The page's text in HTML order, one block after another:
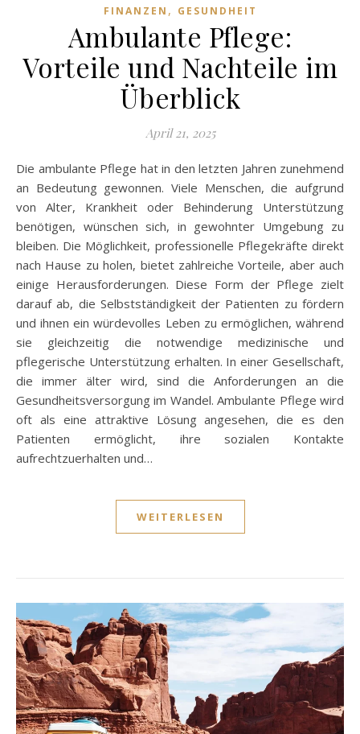
FINANZEN , GESUNDHEIT
Ambulante Pflege:
Vorteile und Nachteile im
Überblick
April 21, 2025
Die ambulante Pflege hat in den letzten Jahren zunehmend
an Bedeutung gewonnen. Viele Menschen, die aufgrund
von Alter, Krankheit oder Behinderung Unterstützung
benötigen, wünschen sich, in gewohnter Umgebung zu
bleiben. Die Möglichkeit, professionelle Pflegekräfte direkt
nach Hause zu holen, bietet zahlreiche Vorteile, aber auch
einige Herausforderungen. Diese Form der Pflege zielt
darauf ab, die Selbstständigkeit der Patienten zu fördern
und ihnen ein würdevolles Leben zu ermöglichen, während
sie gleichzeitig die notwendige medizinische und
pflegerische Unterstützung erhalten. In einer Gesellschaft,
die immer älter wird, sind die Anforderungen an die
Gesundheitsversorgung im Wandel. Ambulante Pflege wird
oft als eine attraktive Lösung angesehen, die es den
Patienten ermöglicht, ihre sozialen Kontakte
aufrechtzuerhalten und…
WEITERLESEN